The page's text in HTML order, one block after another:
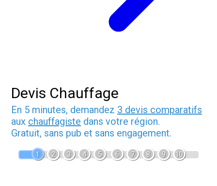
Devis Chauffage
En 5 minutes, demandez 3 devis comparatifs
aux chauffagiste dans votre région.
Gratuit, sans pub et sans engagement.
1 2 3 4 5 6 7 8 9 10